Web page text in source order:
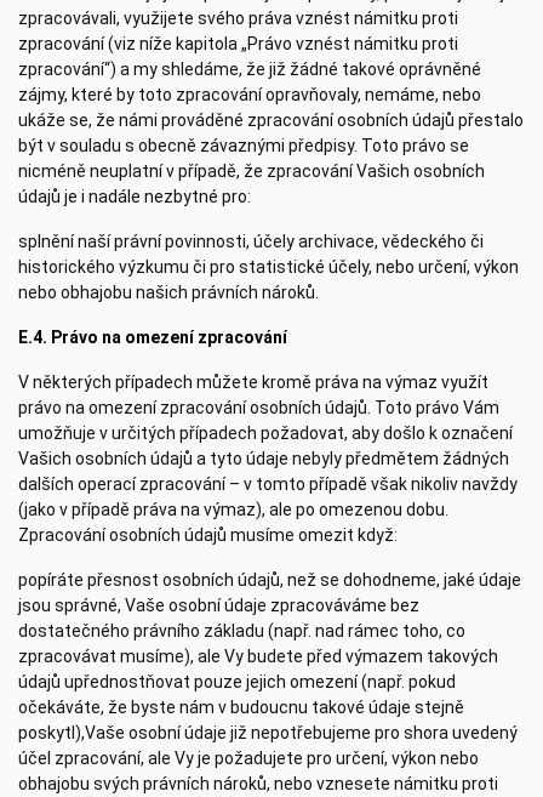
zpracovávali, využijete svého práva vznést námitku proti
zpracování (viz níže kapitola „Právo vznést námitku proti
zpracování“) a my shledáme, že již žádné takové oprávněné
zájmy, které by toto zpracování opravňovaly, nemáme, nebo
ukáže se, že námi prováděné zpracování osobních údajů přestalo
být v souladu s obecně závaznými předpisy. Toto právo se
nicméně neuplatní v případě, že zpracování Vašich osobních
údajů je i nadále nezbytné pro:
splnění naší právní povinnosti, účely archivace, vědeckého či
historického výzkumu či pro statistické účely, nebo určení, výkon
nebo obhajobu našich právních nároků.
E.4. Právo na omezení zpracování
V některých případech můžete kromě práva na výmaz využít
právo na omezení zpracování osobních údajů. Toto právo Vám
umožňuje v určitých případech požadovat, aby došlo k označení
Vašich osobních údajů a tyto údaje nebyly předmětem žádných
dalších operací zpracování – v tomto případě však nikoliv navždy
(jako v případě práva na výmaz), ale po omezenou dobu.
Zpracování osobních údajů musíme omezit když:
popíráte přesnost osobních údajů, než se dohodneme, jaké údaje
jsou správné, Vaše osobní údaje zpracováváme bez
dostatečného právního základu (např. nad rámec toho, co
zpracovávat musíme), ale Vy budete před výmazem takových
údajů upřednostňovat pouze jejich omezení (např. pokud
očekáváte, že byste nám v budoucnu takové údaje stejně
poskytl),Vaše osobní údaje již nepotřebujeme pro shora uvedený
účel zpracování, ale Vy je požadujete pro určení, výkon nebo
obhajobu svých právních nároků, nebo vznesete námitku proti